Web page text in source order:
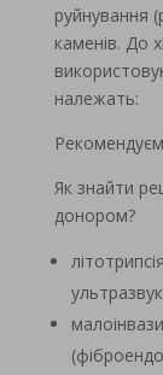
руйнування
каменів. До
належать:
Як знайти
донором?